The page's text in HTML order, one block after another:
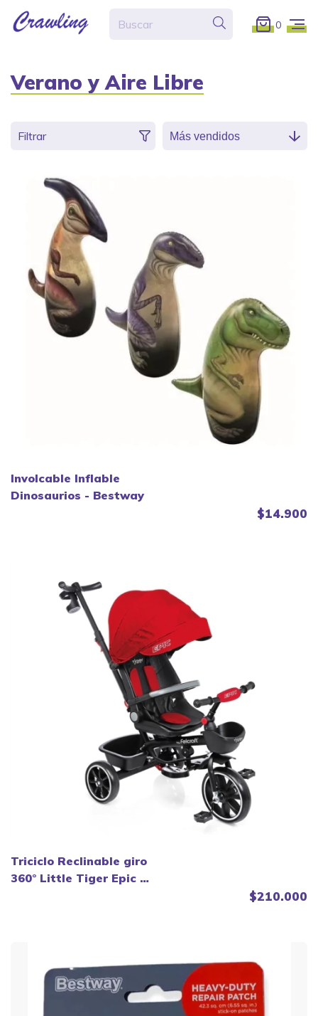
0
Verano y Aire Libre
Filtrar
Involcable Inflable
Dinosaurios - Bestway
$14.900
Triciclo Reclinable giro
360° Little Tiger Epic -
$210.000